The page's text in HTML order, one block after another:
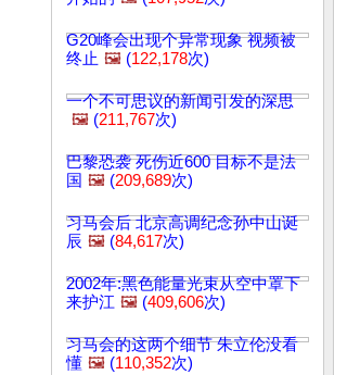
G20峰会出现个异常现象 视频被
终止 🖼️ (122,178次)
一个不可思议的新闻引发的深思
🖼️ (211,767次)
巴黎恐袭 死伤近600 目标不是法
国 🖼️ (209,689次)
习马会后 北京高调纪念孙中山诞
辰 🖼️ (84,617次)
2002年:黑色能量光束从空中罩下
来护江 🖼️ (409,606次)
习马会的这两个细节 朱立伦没看
懂 🖼️ (110,352次)